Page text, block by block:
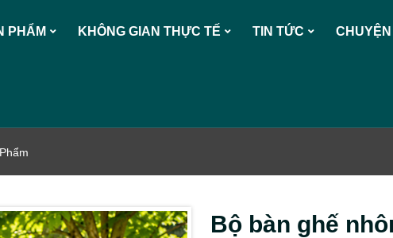
PHẨM KHÔNG GIAN THỰC TẾ TIN TỨC
Bộ bàn ghế